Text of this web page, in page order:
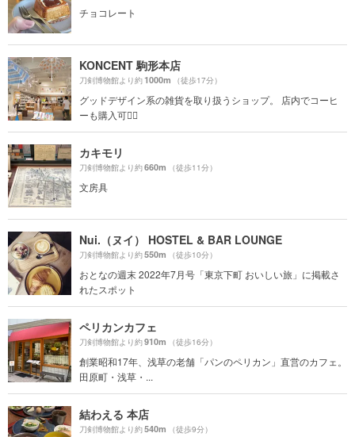
チョコレート
KONCENT 駒形本店
刀剣博物館より約1000m （徒歩17分）
グッドデザイン系の雑貨を取り扱うショップ。 店内でコーヒ
ーも購入可🙆‍♀️
カキモリ
刀剣博物館より約660m （徒歩11分）
文房具
Nui.（ヌイ） HOSTEL & BAR LOUNGE
刀剣博物館より約550m （徒歩10分）
おとなの週末 2022年7月号「東京下町 おいしい旅」に掲載さ
れたスポット
ペリカンカフェ
刀剣博物館より約910m （徒歩16分）
創業昭和17年、浅草の老舗「パンのペリカン」直営のカフェ。
田原町・浅草・...
結わえる 本店
刀剣博物館より約540m （徒歩9分）